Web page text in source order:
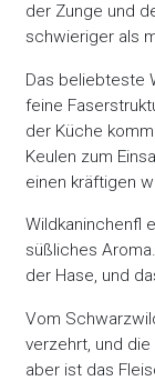
der Zunge und
schwieriger als
Das beliebteste
feine
der Küche
Keulen zum
einen kräftigen
Wildkaninchenfl
süßliches
der Hase, und
Vom
verzehrt, und
aber ist das